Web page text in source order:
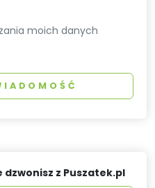
moich danych
z Puszatek.pl